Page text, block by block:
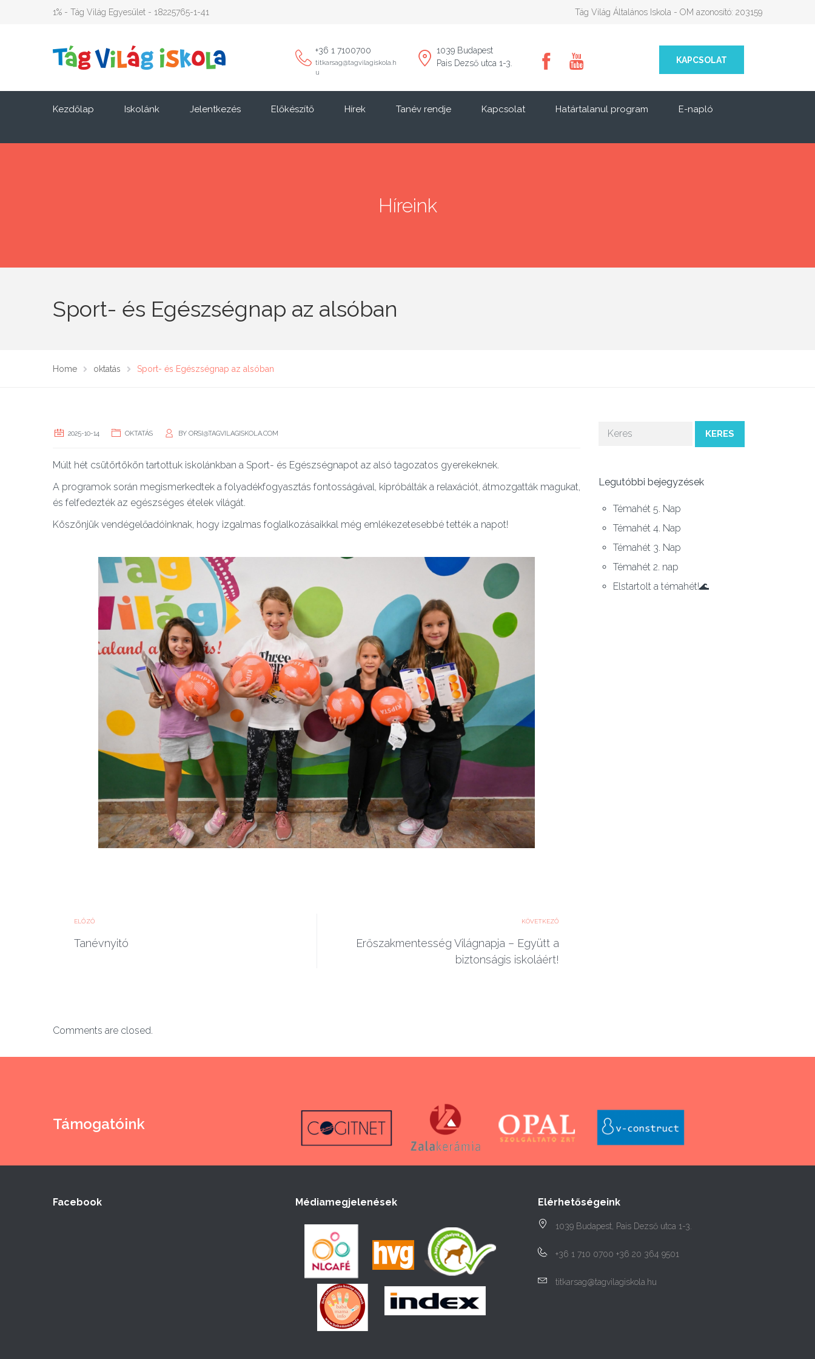
1% - Tág Világ Egyesület - 18225765-1-41 Tág Világ Általános Iskola - OM azonosító: 203159
+36 1 7100700
titkarsag@tagvilagiskola.h
u
1039 Budapest
Pais Dezső utca 1-3.
KAPCSOLAT
Kezdőlap Iskolánk Jelentkezés Előkészítő Hírek Tanév rendje Kapcsolat Határtalanul program E-napló
Híreink
Sport- és Egészségnap az alsóban
Home oktatás Sport- és Egészségnap az alsóban
2025-10-14 OKTATÁS BY ORSI@TAGVILAGISKOLA.COM
Múlt hét csütörtökön tartottuk iskolánkban a Sport- és Egészségnapot az alsó tagozatos gyerekeknek.
A programok során megismerkedtek a folyadékfogyasztás fontosságával, kipróbálták a relaxációt, átmozgatták magukat,
és felfedezték az egészséges ételek világát.
Köszönjük vendégelőadóinknak, hogy izgalmas foglalkozásaikkal még emlékezetesebbé tették a napot!
ELŐZŐ
Tanévnyitó
KÖVETKEZŐ
Erőszakmentesség Világnapja – Együtt a
biztonságis iskoláért!
Comments are closed.
KERES
Legutóbbi bejegyzések
Témahét 5. Nap
Témahét 4. Nap
Témahét 3. Nap
Témahét 2. nap
Elstartolt a témahét!🌊
Támogatóink
Facebook Médiamegjelenések Elérhetőségeink
1039 Budapest, Pais Dezső utca 1-3.
+36 1 710 0700 +36 20 364 9501
titkarsag@tagvilagiskola.hu